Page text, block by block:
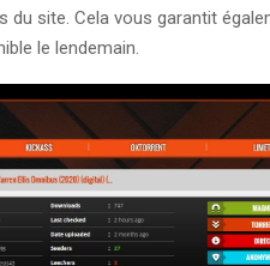
du site. Cela vous garantit
le lendemain.